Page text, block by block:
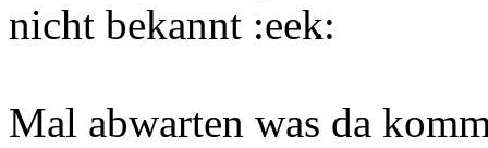
nicht bekannt
.
Mal abwarten was da